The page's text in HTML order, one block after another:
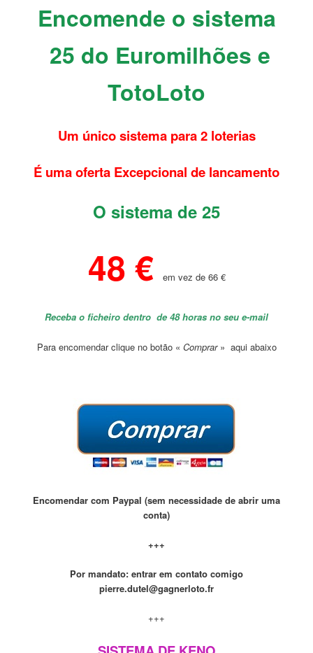
Encomende o sistema
25 do Euromilhões e
TotoLoto
Um único sistema para 2 loterias
É uma oferta Excepcional de lancamento
O sistema de 25
48 € em vez de 66 €
Receba o ficheiro dentro de 48 horas no seu e-mail
Para encomendar clique no botão « Comprar» aqui abaixo
Encomendar com Paypal (sem necessidade de abrir uma
conta)
+++
Por mandato: entrar em contato comigo
pierre.dutel@gagnerloto.fr
+++